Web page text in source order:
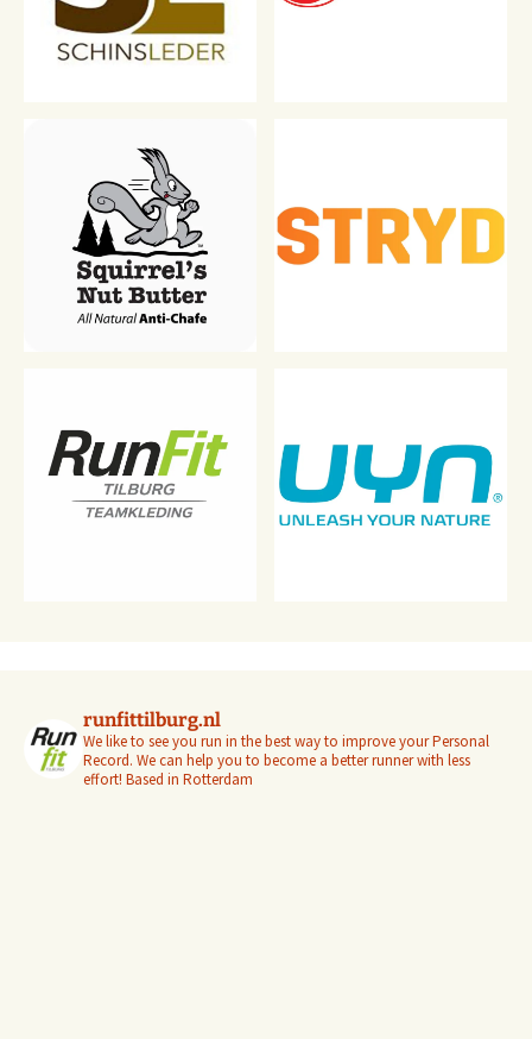
runfittilburg.nl
We like to see you run in the best way to improve your Personal
Record. We can help you to become a better runner with less
effort! Based in Rotterdam